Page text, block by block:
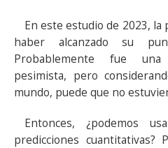
En este estudio de 2023,
haber alcanzado su
Probablemente fue una
pesimista, pero
mundo, puede que no
Entonces, ¿podemos
predicciones cuantitativas?